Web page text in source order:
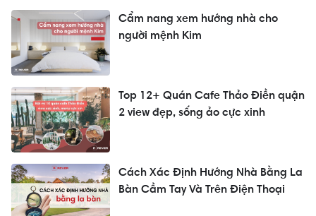
Cẩm nang xem hướng nhà cho
người mệnh Kim
Top 12+ Quán Cafe Thảo Điền quận
2 view đẹp, sống ảo cực xinh
Cách Xác Định Hướng Nhà Bằng La
Bàn Cầm Tay Và Trên Điện Thoại